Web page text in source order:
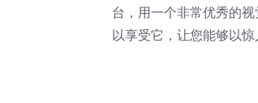
台，用一个非常优秀的
以享受它，让您能够以惊